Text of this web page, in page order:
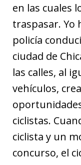
en las cuales
traspasar. Yo
policía
ciudad de
las calles, al
vehículos,
ciclistas.
ciclista y un
concurso, el